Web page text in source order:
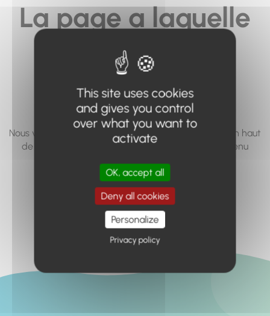
La page a laquelle
vous cherchez à
accéder n'existe
pas... ou plus.
Nous vous invitons à utiliser le moteur de recherche en haut
de page, ou à utiliser le menu pour trouver le contenu
Retour à l'accueil
This site uses cookies
and gives you control
over what you want to
activate
OK, accept all
Deny all cookies
Personalize
Privacy policy